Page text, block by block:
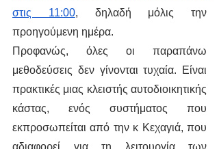
στις 11:00, δηλαδή μόλις την
προηγούμενη ημέρα.
Προφανώς, όλες οι παραπάνω
μεθοδεύσεις δεν γίνονται τυχαία. Είναι
πρακτικές μιας κλειστής αυτοδιοικητικής
κάστας, ενός συστήματος που
εκπροσωπείται από την κ Κεχαγιά, που
αδιαφορεί για τη λειτουργία των